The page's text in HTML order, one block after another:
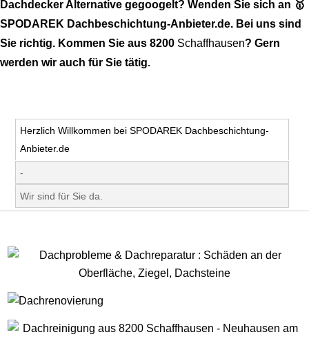
Dachdecker Alternative gegoogelt? Wenden Sie sich an 🥇
SPODAREK Dachbeschichtung-Anbieter.de. Bei uns sind
Sie richtig. Kommen Sie aus 8200 Schaffhausen? Gern
werden wir auch für Sie tätig.
Herzlich Willkommen bei SPODAREK Dachbeschichtung-
Anbieter.de
-
Wir sind für Sie da.